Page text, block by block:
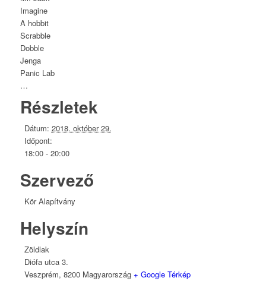
Imagine
A hobbit
Scrabble
Dobble
Jenga
Panic Lab
…
Részletek
Dátum: 2018. október 29.
Időpont:
18:00 - 20:00
Szervező
Kör Alapítvány
Helyszín
Zöldlak
Diófa utca 3.
Veszprém, 8200 Magyarország + Google Térkép